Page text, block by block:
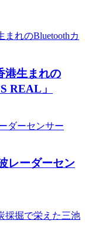
港生まれの
REAL」
レーダーセン